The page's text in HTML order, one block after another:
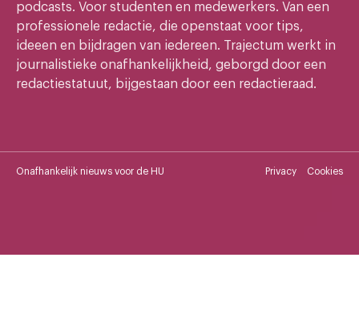
podcasts. Voor studenten en medewerkers. Van een
professionele redactie, die openstaat voor tips,
ideeen en bijdragen van iedereen. Trajectum werkt in
journalistieke onafhankelijkheid, geborgd door een
redactiestatuut, bijgestaan door een redactieraad.
Onafhankelijk nieuws voor de HU Privacy Cookies